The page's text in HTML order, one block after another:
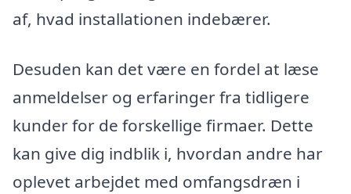
af, hvad installationen indebærer.
Desuden kan det være en fordel at læse
anmeldelser og erfaringer fra tidligere
kunder for de forskellige firmaer. Dette
kan give dig indblik i, hvordan andre har
oplevet arbejdet med omfangsdræn i